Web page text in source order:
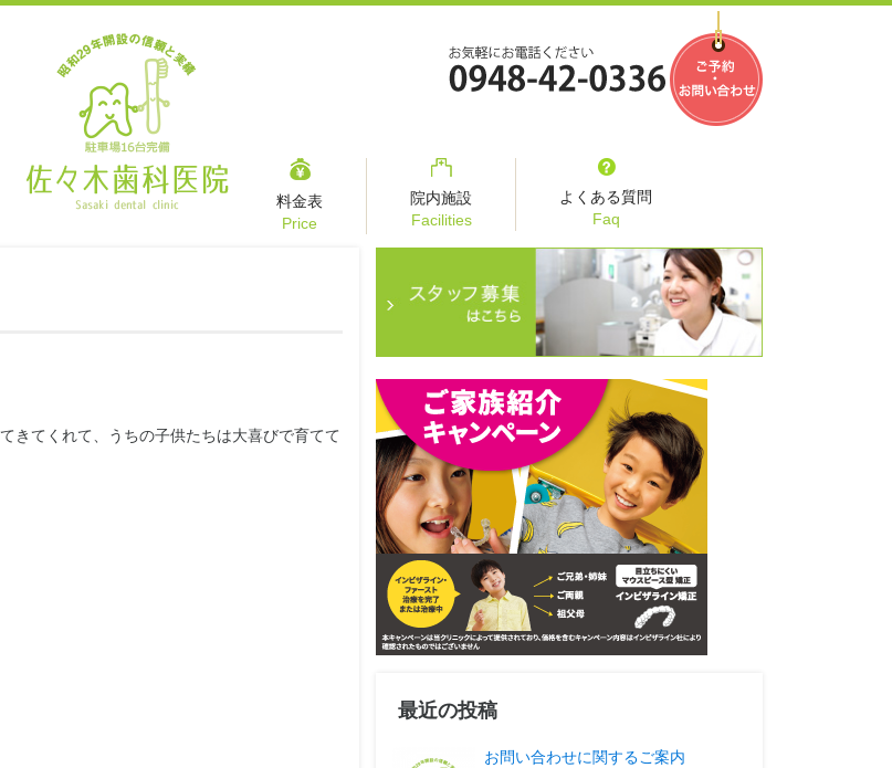
料金表
Price
院内施設
Facilities
よくある質問
Faq
てきてくれて、うちの子供たちは大喜びで育てて
最近の投稿
お問い合わせに関するご案内